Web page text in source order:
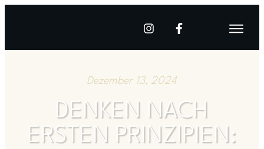
Dezember 13, 2024
DENKEN NACH
ERSTEN PRINZIPIEN: